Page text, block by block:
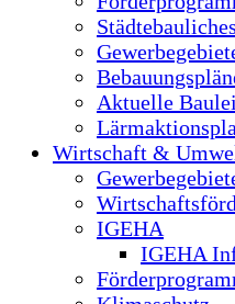
Aktuelle
Wirtschaft &
IGEHA
IGEHA